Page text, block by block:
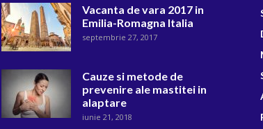
Vacanta de vara 2017 in
Emilia-Romagna Italia
septembrie 27, 2017
Cauze si metode de
prevenire ale mastitei in
alaptare
iunie 21, 2018